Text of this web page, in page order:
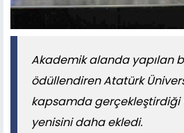
Akademik alanda yapılan
ödüllendiren Atatürk
kapsamda gerçekleştirdiği
yenisini daha ekledi.